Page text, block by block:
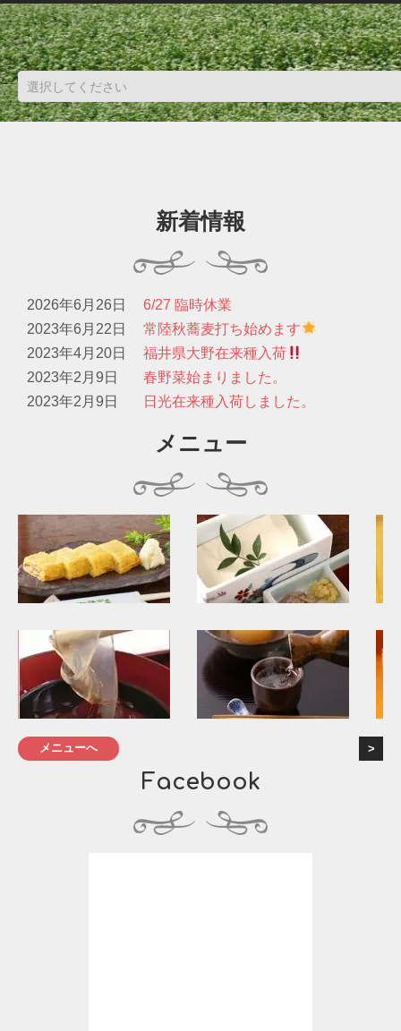
新着情報
2026年6月26日
6/27 臨時休業
2023年6月22日
常陸秋蕎麦打ち始めます
2023年4月20日
福井県大野在来種入荷
2023年2月9日
春野菜始まりました。
2023年2月9日
日光在来種入荷しました。
メニュー
メニューへ
Facebook